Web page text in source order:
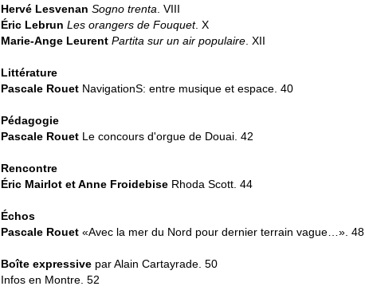
Hervé Lesvenan Sogno trenta . VIII
Éric Lebrun Les orangers de Fouquet. X
Marie-Ange Leurent Partita sur un air populaire . XII
Littérature
Pascale Rouet NavigationS: entre musique et espace. 40
Pédagogie
Pascale Rouet Le concours d'orgue de Douai. 42
Rencontre
Éric Mairlot et Anne Froidebise Rhoda Scott. 44
Échos
Pascale Rouet «Avec la mer du Nord pour dernier terrain vague…». 48
Boîte expressive par Alain Cartayrade. 50
Infos en Montre. 52